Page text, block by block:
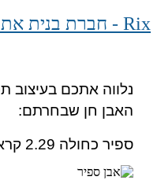
Rix - חברת בנית אתרים
נלווה אתכם בעיצוב
האבן חן שבחרתם:
ספיר כחולה 2.29 קראט